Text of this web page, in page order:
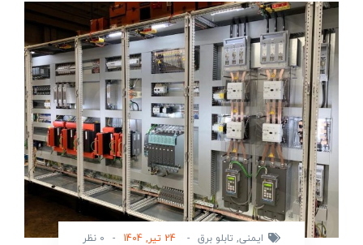
ایمنی, تابلو برق - 24 تیر, 1404 - 0 نظر